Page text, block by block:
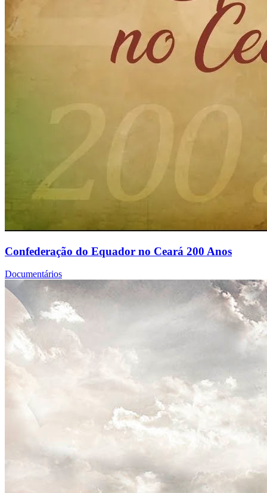
Confederação do Equador no Ceará 200 Anos
Documentários